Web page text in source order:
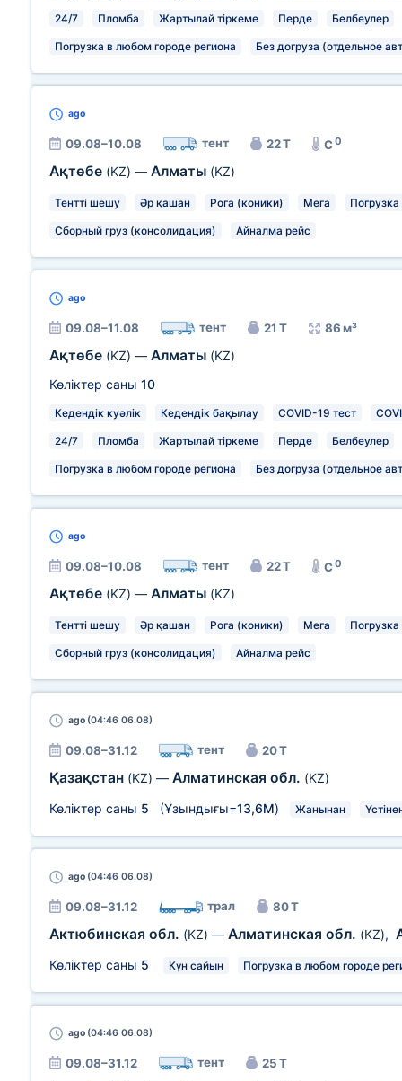
24/7 Пломба Жартылай тіркеме Перде Белбеулер
Погрузка в любом городе региона Без догруза (отдельное
ago
09.08–10.08 тент 22 Т C0
Ақтөбе (KZ) — Алматы (KZ)
Тентті шешу Әр қашан Рога (коники) Мега
Сборный груз (консолидация) Айналма рейс
ago
09.08–11.08 тент 21 Т 86 м³
Ақтөбе (KZ) — Алматы (KZ)
Көліктер саны 10
Кедендік куәлік Кедендік бақылау COVID-19 тест
24/7 Пломба Жартылай тіркеме Перде Белбеулер
Погрузка в любом городе региона Без догруза (отдельное
ago
09.08–10.08 тент 22 Т C0
Ақтөбе (KZ) — Алматы (KZ)
Тентті шешу Әр қашан Рога (коники) Мега
Сборный груз (консолидация) Айналма рейс
ago (04:46 06.08)
09.08–31.12 тент 20 Т
Қазақстан (KZ) — Алматинская обл. (KZ)
Көліктер саны 5 (Ұзындығы=13,6М) Жанынан
ago (04:46 06.08)
09.08–31.12 трал 80 Т
Актюбинская обл. (KZ) — Алматинская обл. (KZ),
Көліктер саны 5 Күн сайын Погрузка в любом городе
ago (04:46 06.08)
09.08–31.12 тент 25 Т